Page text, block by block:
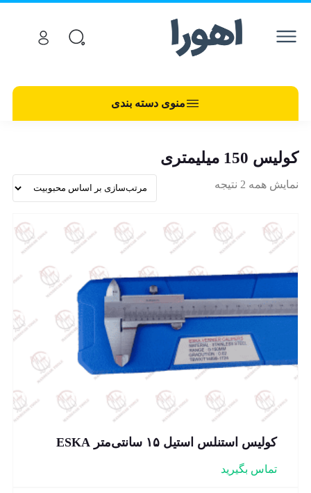
منوی دسته بندی
کولیس 150 میلیمتری
نمایش همه 2 نتیجه
کولیس استنلس استیل ۱۵ سانتی‌متر ESKA
تماس بگیرید